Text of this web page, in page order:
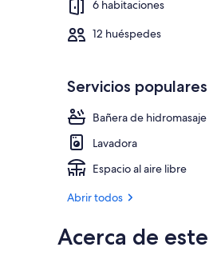
6 habitaciones
12 huéspedes
Servicios populares
Bañera de hidromasaje
Lavadora
Espacio al aire libre
Abrir todos
Acerca de